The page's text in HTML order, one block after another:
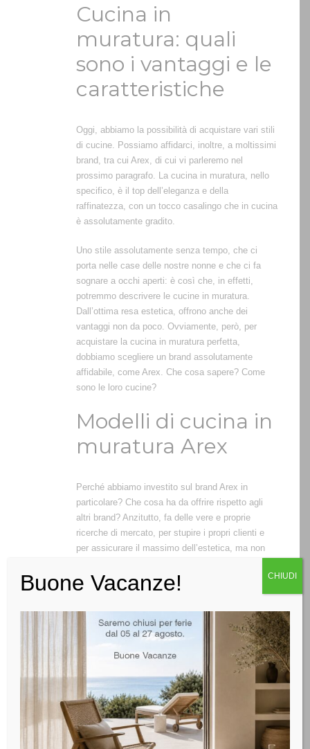
Cucina in
muratura: quali
sono i vantaggi e le
caratteristiche
Oggi, abbiamo la possibilità di acquistare vari stili
di cucine. Possiamo affidarci, inoltre, a moltissimi
brand, tra cui Arex, di cui vi parleremo nel
prossimo paragrafo. La cucina in muratura, nello
specifico, è il top dell’eleganza e della
raffinatezza, con un tocco casalingo che in cucina
è assolutamente gradito.
Uno stile assolutamente senza tempo, che ci
porta nelle case delle nostre nonne e che ci fa
sognare a occhi aperti: è così che, in effetti,
potremmo descrivere le cucine in muratura.
Dall’ottima resa estetica, offrono anche dei
vantaggi non da poco. Ovviamente, però, per
acquistare la cucina in muratura perfetta,
dobbiamo scegliere un brand assolutamente
affidabile, come Arex. Che cosa sapere? Come
sono le loro cucine?
Modelli di cucina in
muratura Arex
Perché abbiamo investito sul brand Arex in
particolare? Che cosa ha da offrire rispetto agli
altri brand? Anzitutto, fa delle vere e proprie
ricerche di mercato, per stupire i propri clienti e
per assicurare il massimo dell’estetica, ma non
essere anche funzionale, e una cucina in muratura
ha bisogno di accorgimenti importanti.
Prima di tutto, le cucine in muratura di Arex sono
interessanti perché si ispirano sì allo stile country,
ma al contempo apprezzano le rifiniture moderne.
Di conseguenza abbiamo un brand che investe su
muretti in legno li stellare, in sassi naturali oppure
in piastrelle.
Questi piccoli dettagli e accorgimenti
indubbiamente vanno a valorizzare lo stile della
Buone Vacanze! CHIUDI